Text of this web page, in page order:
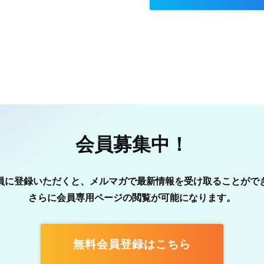
会員募集中！
に登録いただくと、メルマガで最新情報を受け取ることがで
さらに会員専用ページの閲覧が可能になります。
無料会員登録はこちら